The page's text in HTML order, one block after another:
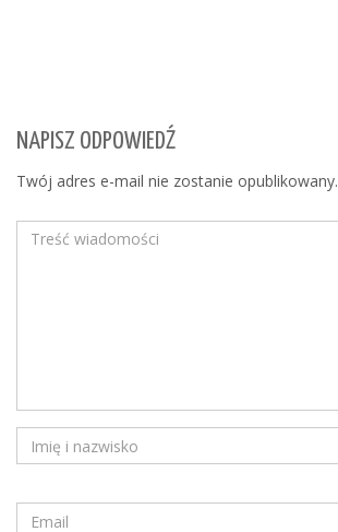
NAPISZ ODPOWIEDŹ
Twój adres e-mail nie zostanie opublikowany.